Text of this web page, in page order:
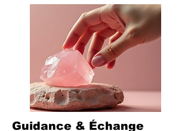
Guidance & Échange